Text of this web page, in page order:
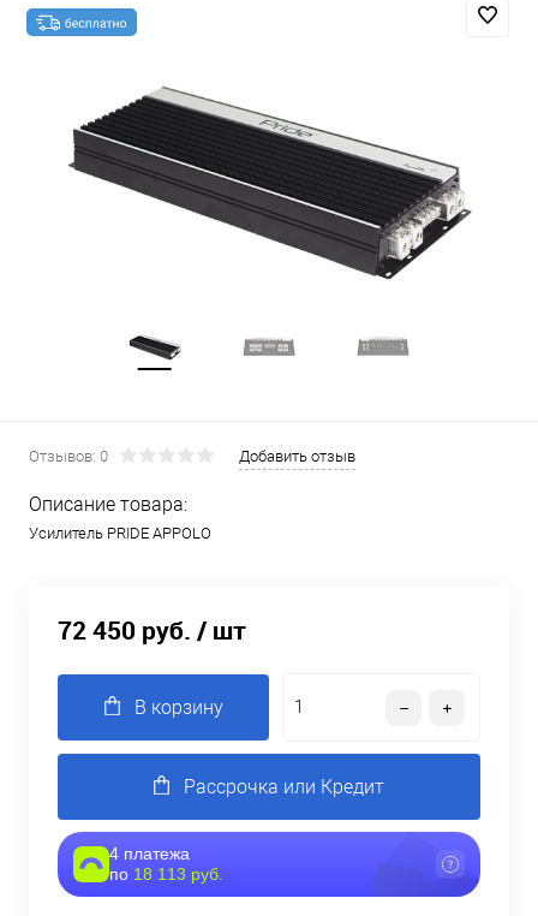
Отзывов: 0 Добавить отзыв
Описание товара:
Усилитель PRIDE APPOLO
72 450 руб. / шт
В корзину
Рассрочка или Кредит
4 платежа
по 18 113 руб.